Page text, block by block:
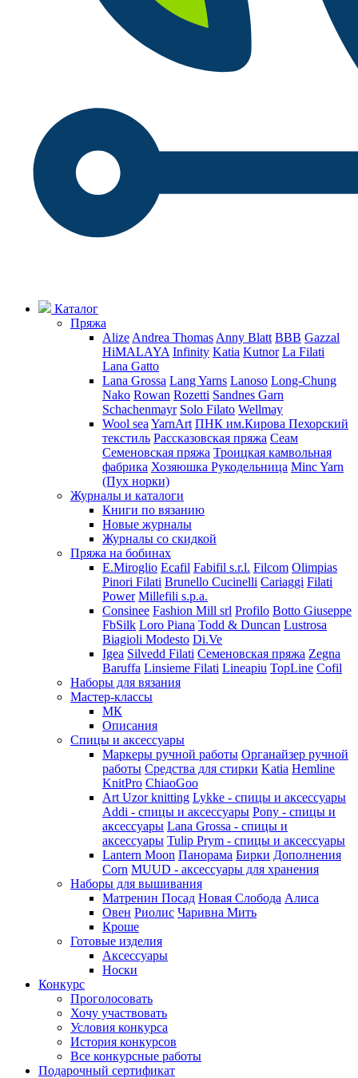
Каталог
Пряжа
Alize Andrea Thomas Anny Blatt BBB Gazzal
HiMALAYA Infinity Katia Kutnor La Filati
Lana Gatto
Lana Grossa Lang Yarns Lanoso Long-Chung
Nako Rowan Rozetti Sandnes Garn
Schachenmayr Solo Filato Wellmay
Wool sea YarnArt ПНК им.Кирова Пехорский
текстиль Рассказовская пряжа Сеам
Семеновская пряжа Троицкая камвольная
фабрика Хозяюшка Рукодельница Minc Yarn
(Пух норки)
Журналы и каталоги
Книги по вязанию
Новые журналы
Журналы со скидкой
Пряжа на бобинах
E.Miroglio Ecafil Fabifil s.r.l. Filcom Olimpias
Pinori Filati Brunello Cucinelli Cariaggi Filati
Power Millefili s.p.a.
Consinee Fashion Mill srl Profilo Botto Giuseppe
FbSilk Loro Piana Todd & Duncan Lustrosa
Biagioli Modesto Di.Ve
Igea Silvedd Filati Семеновская пряжа Zegna
Baruffa Linsieme Filati Lineapiu TopLine Cofil
Наборы для вязания
Мастер-классы
МК
Описания
Спицы и аксессуары
Маркеры ручной работы Органайзер ручной
работы Средства для стирки Katia Hemline
KnitPro ChiaoGoo
Art Uzor knitting Lykke - спицы и аксессуары
Addi - спицы и аксессуары Pony - спицы и
аксессуары Lana Grossa - спицы и
аксессуары Tulip Prym - спицы и аксессуары
Lantern Moon Панорама Бирки Дополнения
Corn MUUD - аксессуары для хранения
Наборы для вышивания
Матренин Посад Новая Слобода Алиса
Овен Риолис Чаривна Мить
Кроше
Готовые изделия
Аксессуары
Носки
Конкурс
Проголосовать
Хочу участвовать
Условия конкурса
История конкурсов
Все конкурсные работы
Подарочный сертификат